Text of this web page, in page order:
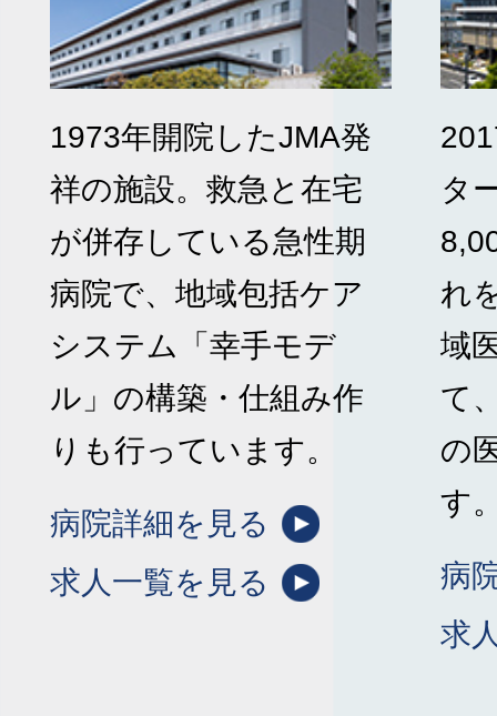
1973年開院したJMA発
祥の施設。救急と在宅
が併存している急性期
病院で、地域包括ケア
システム「幸手モデ
ル」の構築・仕組み作
りも行っています。
病院詳細を見る
求人一覧を見る
タ
れ
域
て
の
す
病
求